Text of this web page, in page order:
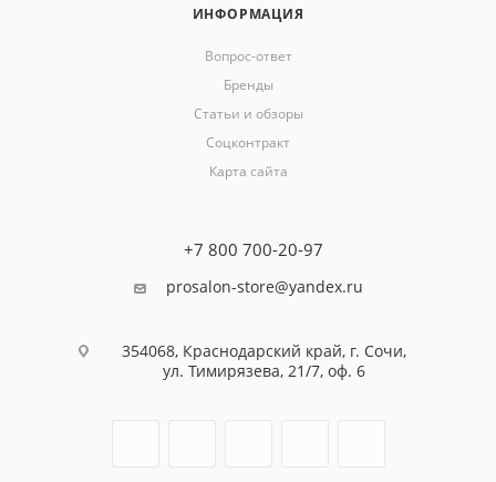
ИНФОРМАЦИЯ
Вопрос-ответ
Бренды
Статьи и обзоры
Соцконтракт
Карта сайта
+7 800 700-20-97
prosalon-store@yandex.ru
354068, Краснодарский край, г. Сочи,
ул. Тимирязева, 21/7, оф. 6